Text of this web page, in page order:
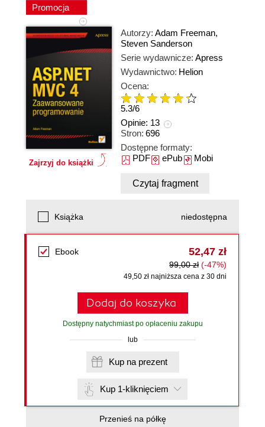
Promocja
Zajrzyj do książki
Autorzy: Adam Freeman,
Steven Sanderson
Serie wydawnicze: Apress
Wydawnictwo: Helion
Ocena:
5.3/6
Opinie: 13
Stron: 696
Dostępne formaty:
PDFePubMobi
Czytaj fragment
Książka niedostępna
Ebook 52,47 zł
99,00 zł (-47%)
49,50 zł najniższa cena z 30 dni
Dodaj do koszyka
Dostępny natychmiast po opłaceniu zakupu
lub
Kup na prezent
Kup 1-kliknięciem
Przenieś na półkę